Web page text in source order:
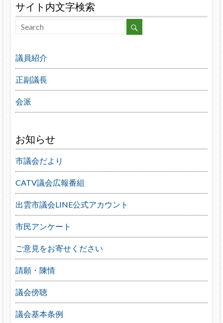
サイト内文字検索
議員紹介
正副議長
会派
お知らせ
市議会だより
CATV議会広報番組
出雲市議会LINE公式アカウント
市民アンケート
ご意見をお寄せください
請願・陳情
議会傍聴
議会基本条例